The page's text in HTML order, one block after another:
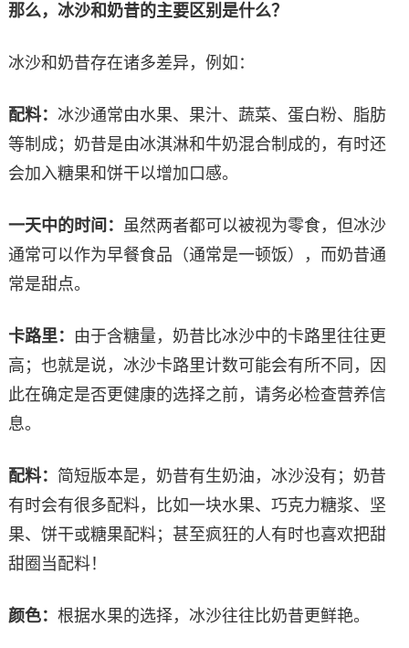
那么，冰沙和奶昔的主要区别是什么？
冰沙和奶昔存在诸多差异，例如：
配料： 冰沙通常由水果、果汁、蔬菜、蛋白粉、脂肪
等制成；奶昔是由冰淇淋和牛奶混合制成的，有时还
会加入糖果和饼干以增加口感。
一天中的时间： 虽然两者都可以被视为零食，但冰沙
通常可以作为早餐食品（通常是一顿饭），而奶昔通
常是甜点。
卡路里：
由于含糖量，奶昔比冰沙中的卡路里往往更
高；也就是说，冰沙卡路里计数可能会有所不同，因
此在确定是否更健康的选择之前，请务必检查营养信
息。
配料： 简短版本是，奶昔有生奶油，冰沙没有；奶昔
有时会有很多配料，比如一块水果、巧克力糖浆、坚
果、饼干或糖果配料；甚至疯狂的人有时也喜欢把甜
甜圈当配料！
颜色： 根据水果的选择，冰沙往往比奶昔更鲜艳。